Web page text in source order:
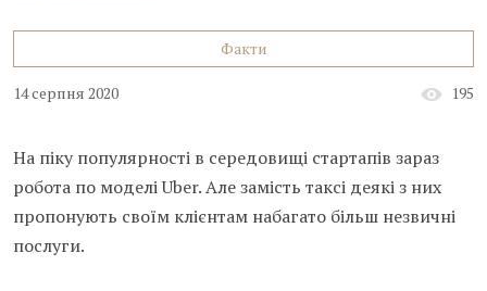
Факти
14 серпня 2020 195
На піку популярності в середовищі стартапів зараз
робота по моделі Uber. Але замість таксі деякі з них
пропонують своїм клієнтам набагато більш незвичні
послуги.